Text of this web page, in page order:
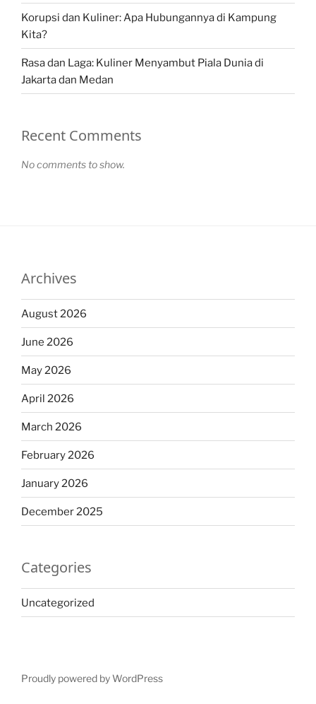
Korupsi dan Kuliner: Apa Hubungannya di Kampung
Kita?
Rasa dan Laga: Kuliner Menyambut Piala Dunia di
Jakarta dan Medan
Recent Comments
No comments to show.
Archives
August 2026
June 2026
May 2026
April 2026
March 2026
February 2026
January 2026
December 2025
Categories
Uncategorized
Proudly powered by WordPress